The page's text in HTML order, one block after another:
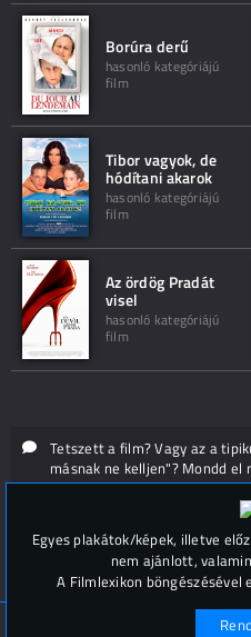
Borúra derű
hasonló kategóriájú
film
Tibor vagyok, de
hódítani akarok
hasonló kategóriájú
film
Az ördög Pradát
visel
hasonló kategóriájú
film
Tetszett a film? Vagy az a
másnak ne kelljen"? Mondd el
© Filmlexikon 2019-2026
Egyes plakátok/képek, illetve
nem ajánlott,
A Filmlexikon böngészésével